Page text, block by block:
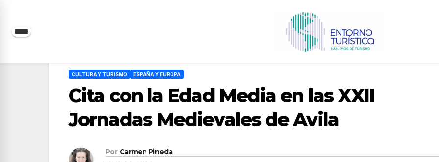
Saltar
CULTURA Y TURISMO ESPAÑA Y EUROPA
Cita con la Edad Media en las XXII
Jornadas Medievales de Avila
Por Carmen Pineda